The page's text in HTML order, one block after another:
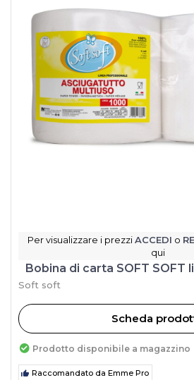
Per visualizzare i prezziACCEDI o
qui
Bobina di carta SOFT SOFT
Soft soft
Scheda
Prodotto disponibile a magazzino
Raccomandato da Emme Pro